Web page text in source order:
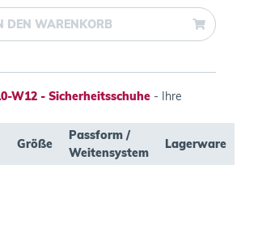
DEN WARENKORB
W12 - Sicherheitsschuhe - Ihre
Größe
Passform /
Weitensystem
Lagerware